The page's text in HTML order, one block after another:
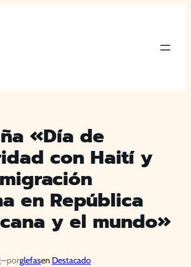
«Día de
con Haití y
en República
y el mundo»
—porglefasen Destacado